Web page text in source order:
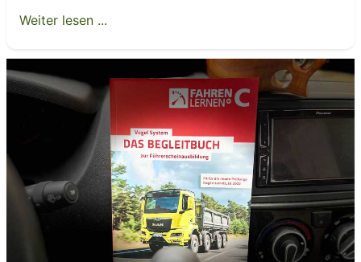
Weiter lesen ...